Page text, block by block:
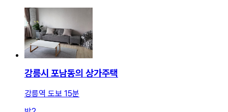
강릉시 포남동의 상가주택
강릉역 도보 15분